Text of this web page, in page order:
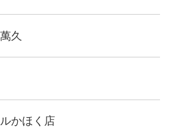
久
かほく店